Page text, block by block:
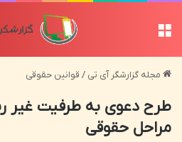
مجله گزارشگر آی تی / قوانین حقوقی
طرح دعوی به طرفیت غیر
مراحل حقوقی